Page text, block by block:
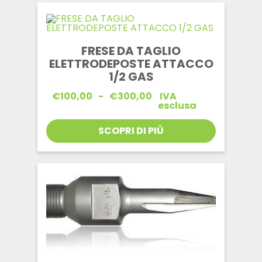
FRESE DA TAGLIO
ELETTRODEPOSTE ATTACCO
1/2 GAS
€100,00 - €300,00
Fascia
di
da
€100,00
a
€300,00
IVA
esclusa
SCOPRI DI PIÙ